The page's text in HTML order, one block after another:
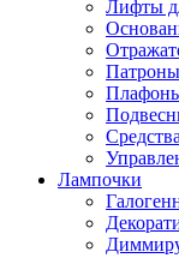
Лифты
Патроны
Лампочки